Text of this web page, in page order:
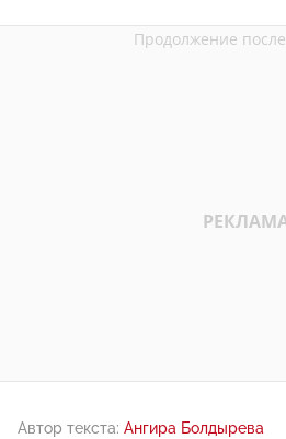
Автор текста: Ангира Болдырева